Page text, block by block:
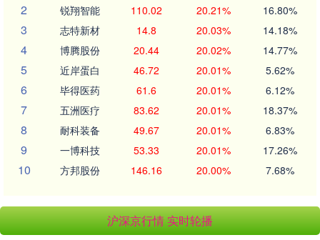
2 锐翔智能 110.02 20.21% 16.80%
3 志特新材 14.8 20.03% 14.18%
4 博腾股份 20.44 20.02% 14.77%
5 近岸蛋白 46.72 20.01% 5.62%
6 毕得医药 61.6 20.01% 6.12%
7 五洲医疗 83.62 20.01% 18.37%
8 耐科装备 49.67 20.01% 6.83%
9 一博科技 53.33 20.01% 17.26%
10 方邦股份 146.16 20.00% 7.68%
沪深京行情 实时轮播